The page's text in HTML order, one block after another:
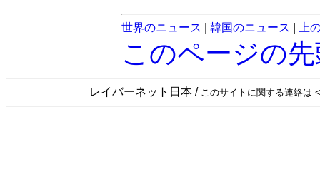
世界のニュース 韓国のニュース 上
このページの
レイバーネット日本 / このサイトに関する連絡は